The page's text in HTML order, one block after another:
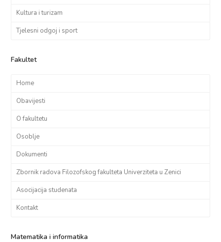
Kultura i turizam
Tjelesni odgoj i sport
Fakultet
Home
Obavijesti
O fakultetu
Osoblje
Dokumenti
Zbornik radova Filozofskog fakulteta Univerziteta u Zenici
Asocijacija studenata
Kontakt
Matematika i informatika